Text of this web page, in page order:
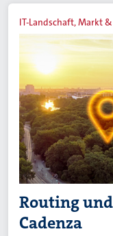
IT-Landschaft, Markt
Routing
Cadenza